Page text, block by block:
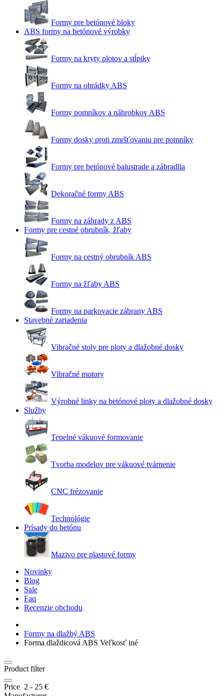
Formy pre betónové bloky
ABS formy na betónové výrobky
Formy na kryty plotov a stĺpiky
Formy na ohrádky ABS
Formy pomníkov a náhrobkov ABS
Formy dosky proti zmršťovaniu pre pomníky
Formy pre betónové balustrade a zábradlia
Dekoračné formy ABS
Formy na záhrady z ABS
Formy pre cestné obrubník, žľaby
Formy na cestný obrubník ABS
Formy na žľaby ABS
Formy na parkovacie zábrany ABS
Stavebné zariadenia
Vibračné stoly pre ploty a dlažobné dosky
Vibračné motory
Výrobné linky na betónové ploty a dlažobné dosky
Služby
Tepelné vákuové formovanie
Tvorba modelov pre vákuové tvárnenie
CNC frézovanie
Technológie
Prísady do betónu
Mazivo pre plastové formy
Novinky
Blog
Sale
Faq
Recenzie obchodu
Formy na dlažbý ABS
Forma dlaždicová ABS Veľkosť iné
Product filter
Price 2 - 25 €